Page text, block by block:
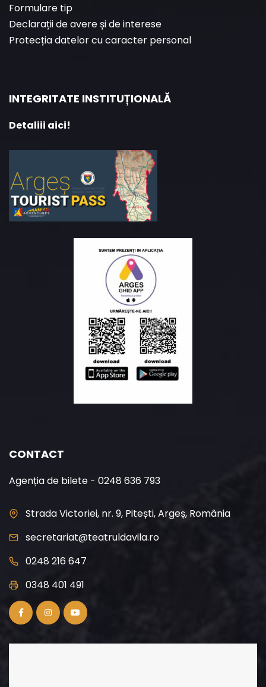
Formulare tip
Declarații de avere și de interese
Protecția datelor cu caracter personal
INTEGRITATE INSTITUȚIONALĂ
Detaliii aici!
CONTACT
Agenția de bilete - 0248 636 793
Strada Victoriei, nr. 9, Pitești, Argeș, România
secretariat@teatruldavila.ro
0248 216 647
0348 401 491